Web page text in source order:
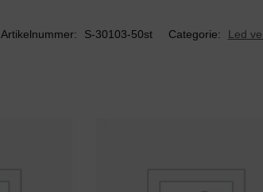
Artikelnummer: S-30103-50st Categorie: Led